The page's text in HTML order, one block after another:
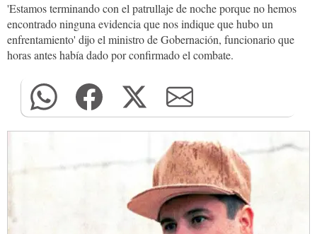
'Estamos terminando con el patrullaje de noche porque no hemos
encontrado ninguna evidencia que nos indique que hubo un
enfrentamiento' dijo el ministro de Gobernación, funcionario que
horas antes había dado por confirmado el combate.